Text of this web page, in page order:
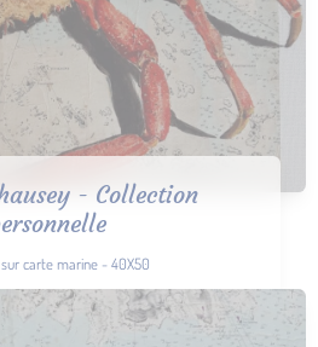
- Collection
carte marine - 40X50